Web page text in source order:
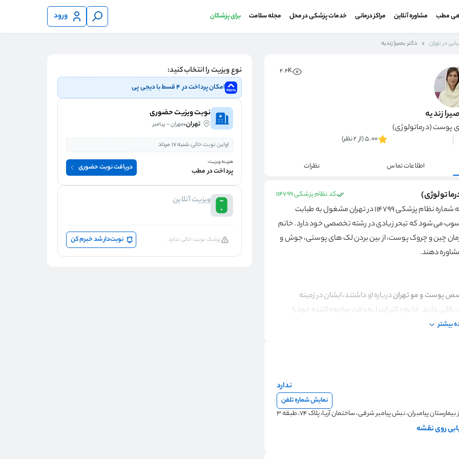
ورود مطب مشاوره آنلاین مراکز درمانی خدمات پزشکی در محل مجله سلامت برای پزشکان
در تهران دکتر بصیرا زندیه
4.4K
زندیه
(درماتولوژی)
5.00 (از 2 نظر)
اطلاعات تماس نظرات
نوع ویزیت را انتخاب کنید:
امکان پرداخت در ۴ قسط با دیجی پی
نوبت ویزیت حضوری
تهران،مهران - پیامبر
اولین نوبت خالی:شنبه 17 مرداد
هزینه ویزیت:
پرداخت در مطب دریافت نوبت حضوری
ویزیت آنلاین
پزشک نوبت خالی ندارد. نوبت‌دار شد خبرم کن
کد نظام پزشکی 114799
به شماره نظام پزشکی 114799 در تهران مشغول به طبابت
می‌شود که تبحر زیادی در رشته تخصصی خود دارد. خانم
چین و چروک پوست، از بین بردن لک های پوستی، جوش و
دهند.
پوست و مو تهراندرباره او داشتند، ایشان در زمینه
دارند. خانم دکتر ابتدا به دقت مراجعه‌کننده خود را
زیبایی باشد به او مشاوره می‌دهند. سپس در صورت نیاز، ازبیشتر
ندارد
نمایش شماره تلفن
بیمارستان پیامبران، نبش پیامبر شرقی، ساختمان آریا، پلاک 74، طبقه 3
روی نقشه